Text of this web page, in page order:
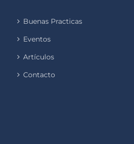
Buenas Practicas
Eventos
Artículos
Contacto